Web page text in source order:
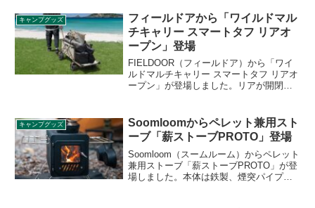
す。詳細をレビューします。
キャンプグッズ
フィールドアから「ワイルドマル
チキャリー スマートタフ リアオ
ープン」登場
FIELDOOR（フィールドア）から「ワイ
ルドマルチキャリー スマートタフ リアオ
ープン」が登場しました。リアが開閉式
で簡単にロックでき、荷物をカゴから高
く持ち上げずに、スムーズに出し入れで
きます。詳細をレビューします。
キャンプグッズ
Soomloomからペレット兼用スト
ーブ「薪ストーブPROTO」登場
Soomloom（スームルーム）からペレット
兼用ストーブ「薪ストーブPROTO」が登
場しました。本体は鉄製、煙突パイプは